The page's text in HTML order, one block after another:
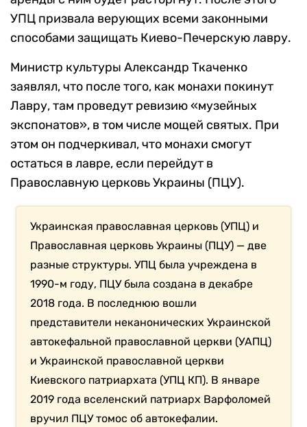
УПЦ призвала верующих всеми законными
способами защищать Киево-Печерскую лавру.
Министр культуры Александр Ткаченко
заявлял, что после того, как монахи покинут
Лавру, там проведут ревизию «музейных
экспонатов», в том числе мощей святых. При
этом он подчеркивал, что монахи смогут
остаться в лавре, если перейдут в
Православную церковь Украины (ПЦУ).
Украинская православная церковь (УПЦ) и
Православная церковь Украины (ПЦУ) — две
разные структуры. УПЦ была учреждена в
1990-м году, ПЦУ была создана в декабре
2018 года. В последнюю вошли
представители неканонических Украинской
автокефальной православной церкви (УАПЦ)
и Украинской православной церкви
Киевского патриархата (УПЦ КП). В январе
2019 года вселенский патриарх Варфоломей
вручил ПЦУ томос об автокефалии.